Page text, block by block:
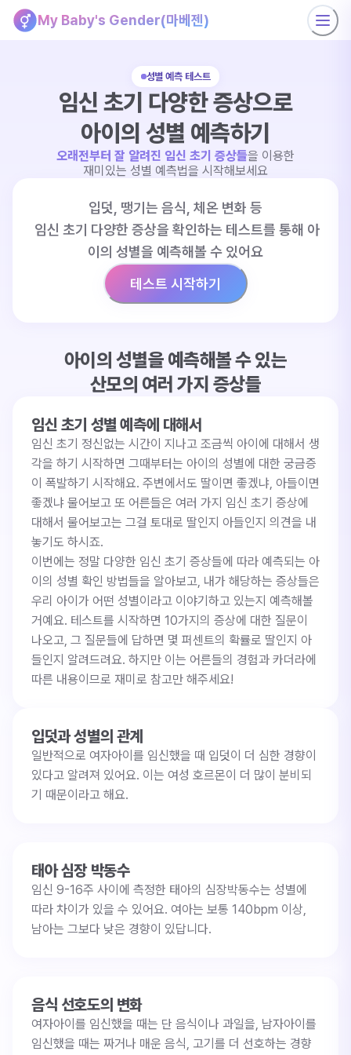
My Baby's Gender(마베젠)
성별 예측 테스트
임신 초기 다양한 증상으로
아이의 성별 예측하기
오래전부터 잘 알려진 임신 초기 증상들을 이용한
재미있는 성별 예측법을 시작해보세요
입덧, 땡기는 음식, 체온 변화 등
이의 성별을 예측해볼 수 있어요
테스트 시작하기
아이의 성별을 예측해볼 수 있는
산모의 여러 가지 증상들
임신 초기 성별 예측에 대해서
임신 초기 정신없는 시간이 지나고 조금씩 아이에 대해서 생
각을 하기 시작하면 그때부터는 아이의 성별에 대한 궁금증
이 폭발하기 시작해요. 주변에서도 딸이면 좋겠냐, 아들이면
좋겠냐 물어보고 또 어른들은 여러 가지 임신 초기 증상에
대해서 물어보고는 그걸 토대로 딸인지 아들인지 의견을 내
놓기도 하시죠.
이번에는 정말 다양한 임신 초기 증상들에 따라 예측되는 아
이의 성별 확인 방법들을 알아보고, 내가 해당하는 증상들은
우리 아이가 어떤 성별이라고 이야기하고 있는지 예측해볼
거예요. 테스트를 시작하면 10가지의 증상에 대한 질문이
나오고, 그 질문들에 답하면 몇 퍼센트의 확률로 딸인지 아
들인지 알려드려요. 하지만 이는 어른들의 경험과 카더라에
따른 내용이므로 재미로 참고만 해주세요!
입덧과 성별의 관계
일반적으로 여자아이를 임신했을 때 입덧이 더 심한 경향이
있다고 알려져 있어요. 이는 여성 호르몬이 더 많이 분비되
기 때문이라고 해요.
태아 심장 박동수
임신 9-16주 사이에 측정한 태아의 심장박동수는 성별에
따라 차이가 있을 수 있어요. 여아는 보통 140bpm 이상,
남아는 그보다 낮은 경향이 있답니다.
음식 선호도의 변화
여자아이를 임신했을 때는 단 음식이나 과일을, 남자아이를
임신했을 때는 짜거나 매운 음식, 고기를 더 선호하는 경향